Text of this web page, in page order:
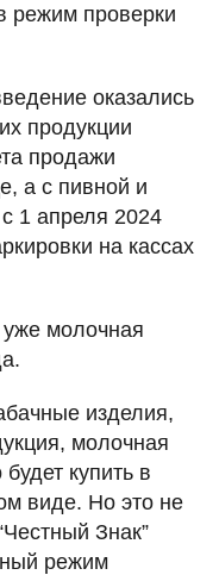
режим проверки
оказались
продукции
продажи
а с пивной и
1 апреля 2024
на кассах
молочная
изделия,
молочная
купить в
виде. Но это не
Знак”
режим